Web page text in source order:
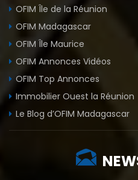
OFIM Île de la Réunion
OFIM Madagascar
OFIM Île Maurice
OFIM Annonces Vidéos
OFIM Top Annonces
Immobilier Ouest la Réunion
Le Blog d’OFIM Madagascar